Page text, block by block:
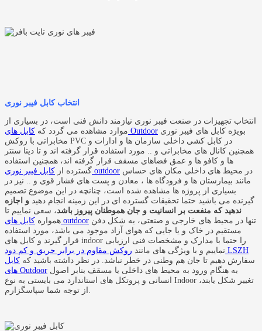
انتخاب کابل فیبر نوری
انتخاب تجهیزات در صنعت فیبر نوری نیازمند دانش فنی است، در بسیاری از
موارد مشاهده می گردد که کابل های Outdoor
مخابراتی با روکش PVC در کابل کشی داخلی سازمان ها و ادارات و
همچنین کانال های مخابراتی و .. مورد استفاده قرار گرفته اند و تا دیتا سنتر
ها و کافو ها و عمق فضاهای مسقف قرار گرفته اند، همچنین استفاده
گسترده از کابل فیبر نوری outdoor
مانند بیمارستان ها و فرودگاه ها ، معادن و پست های فشار قوی و .. نیز در
بسیاری از پروژه ها مشاهده شده است، چنانچه در این موضوع تصمیم
گیرنده می باشید حتما تحقیقات گسترده ای در این زمینه انجام دهید و اجازه
ندهید که منفعت بر انسانیت و جان هموطنان پیروز باشد، سعی نماییم تا
همواره کابل های outdoor
مستقیم در خاک و یا جایی که هوای آزاد موجود می باشد، مورد استفاده
قرار گیرند و کابل های indoor را حتما با مدارک و مشخصات فنی ارزیابی
نماییم و با ویژگی های مانند روکش مقاوم در برابر حریق و کم دود LSZH
سفارش دهیم تا جان هم وطنی در خطر نباشد. در نظر داشته باشید که کابل
های Outdoor
انسانی و پروتکل های استاندارد می بایستی به نوع Indoor تغییر شکل یابند،